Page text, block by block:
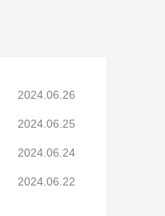
2024.06.26
2024.06.25
2024.06.24
2024.06.22